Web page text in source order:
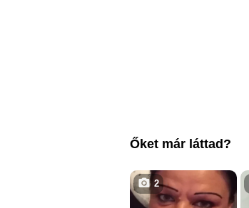
Őket már láttad?
2